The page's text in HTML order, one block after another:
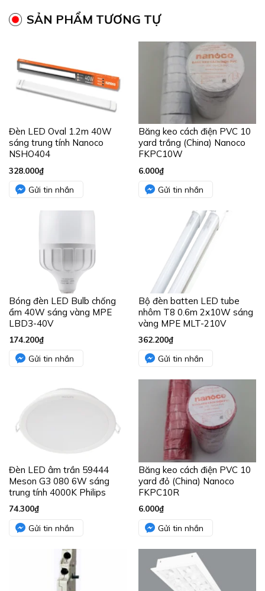
SẢN PHẨM TƯƠNG TỰ
Đèn LED Oval 1.2m 40W
sáng trung tính Nanoco
NSHO404
328.000₫
Gửi tin nhắn
Băng keo cách điện PVC 10
yard trắng (China) Nanoco
FKPC10W
6.000₫
Gửi tin nhắn
Bóng đèn LED Bulb chống
ẩm 40W sáng vàng MPE
LBD3-40V
174.200₫
Gửi tin nhắn
Bộ đèn batten LED tube
nhôm T8 0.6m 2x10W sáng
vàng MPE MLT-210V
362.200₫
Gửi tin nhắn
Đèn LED âm trần 59444
Meson G3 080 6W sáng
trung tính 4000K Philips
74.300₫
Gửi tin nhắn
Băng keo cách điện PVC 10
yard đỏ (China) Nanoco
FKPC10R
6.000₫
Gửi tin nhắn